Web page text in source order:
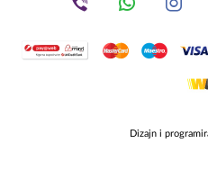
Dizajn i